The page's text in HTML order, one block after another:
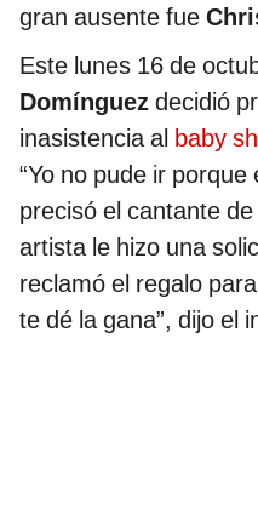
gran ausente fue
Este lunes 16 de
Domínguez decidió
inasistencia al baby
“Yo no pude ir
precisó el cantante
artista le hizo una
reclamó el regalo
te dé la gana”, dijo el